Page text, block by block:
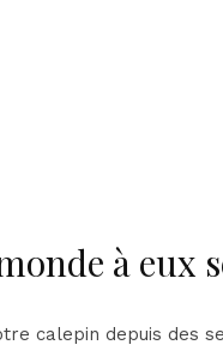
à eux
calepin depuis des